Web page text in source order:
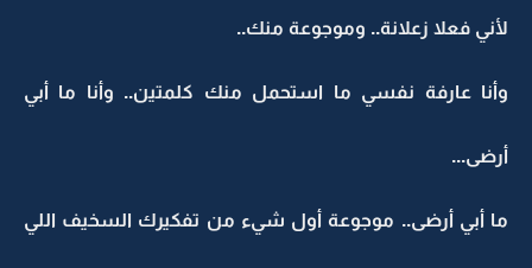
لأني فعلا زعلانة.. وموجوعة منك..
وأنا عارفة نفسي ما استحمل منك كلمتين.. وأنا ما أبي
أرضى...
ما أبي أرضى.. موجوعة أول شيء من تفكيرك السخيف اللي